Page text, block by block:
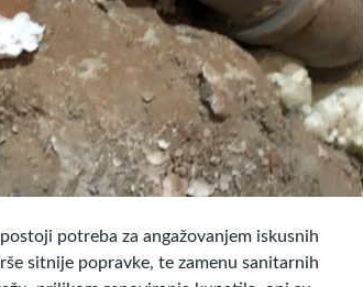
potreba za angažovanjem iskusnih
sitnije popravke, te zamenu sanitarnih